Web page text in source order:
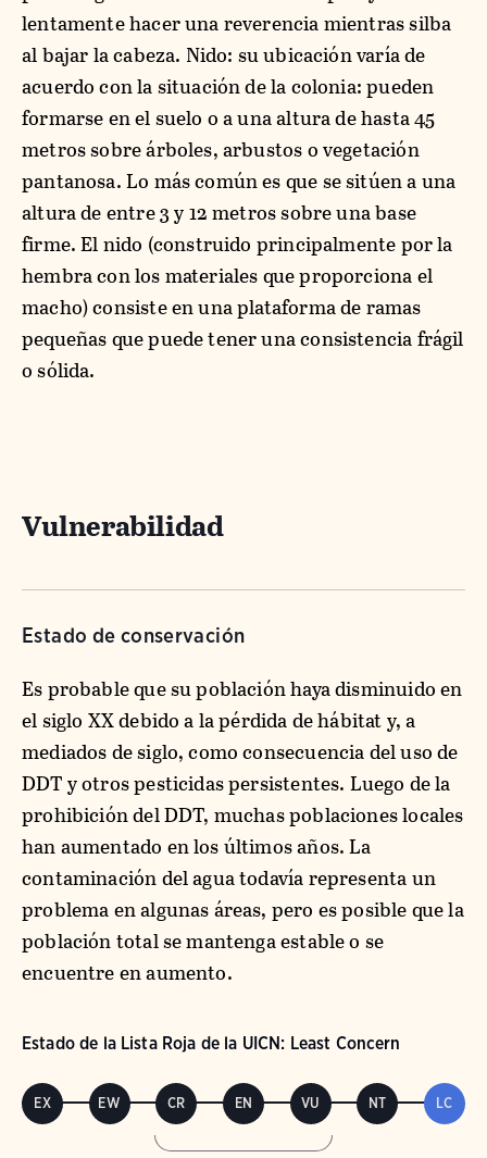
lentamente hacer una reverencia mientras silba
al bajar la cabeza. Nido: su ubicación varía de
acuerdo con la situación de la colonia: pueden
formarse en el suelo o a una altura de hasta 45
metros sobre árboles, arbustos o vegetación
pantanosa. Lo más común es que se sitúen a una
altura de entre 3 y 12 metros sobre una base
firme. El nido (construido principalmente por la
hembra con los materiales que proporciona el
macho) consiste en una plataforma de ramas
pequeñas que puede tener una consistencia frágil
o sólida.
Vulnerabilidad
Estado de conservación
Es probable que su población haya disminuido en
el siglo XX debido a la pérdida de hábitat y, a
mediados de siglo, como consecuencia del uso de
DDT y otros pesticidas persistentes. Luego de la
prohibición del DDT, muchas poblaciones locales
han aumentado en los últimos años. La
contaminación del agua todavía representa un
problema en algunas áreas, pero es posible que la
población total se mantenga estable o se
encuentre en aumento.
Estado de la Lista Roja de la UICN: Least Concern
EX EW CR EN VU NT LC